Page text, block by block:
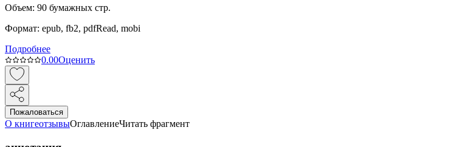
Объем: 90 бумажных стр.
Формат: epub, fb2, pdfRead, mobi
Подробнее
0.00Оценить
Пожаловаться
О книгеотзывыОглавлениеЧитать фрагмент